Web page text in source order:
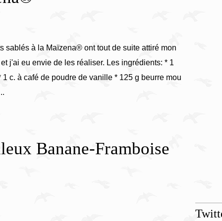
sablés à la Maïzena® ont tout de suite attiré mon
j'ai eu envie de les réaliser. Les ingrédients: * 1
c. à café de poudre de vanille * 125 g beurre mou
Banane-Framboise